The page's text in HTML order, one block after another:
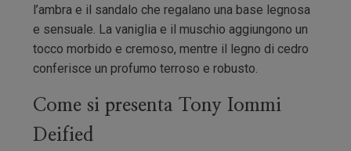
l’ambra e il sandalo che regalano una base legnosa
e sensuale. La vaniglia e il muschio aggiungono un
tocco morbido e cremoso, mentre il legno di cedro
conferisce un profumo terroso e robusto.
Come si presenta Tony Iommi
Deified